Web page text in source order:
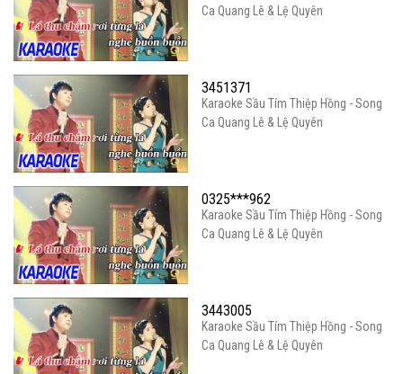
Ca Quang Lê & Lệ Quyên
3451371
Karaoke Sầu Tím Thiệp Hồng - Song
Ca Quang Lê & Lệ Quyên
0325***962
Karaoke Sầu Tím Thiệp Hồng - Song
Ca Quang Lê & Lệ Quyên
3443005
Karaoke Sầu Tím Thiệp Hồng - Song
Ca Quang Lê & Lệ Quyên